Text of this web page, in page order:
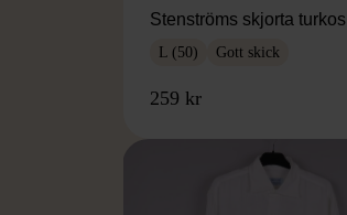
Stenströms skjorta turkos
L (50) Gott skick
259 kr